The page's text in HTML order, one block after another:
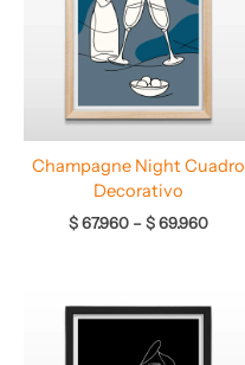
Champagne Night Cuadro
Decorativo
$67.960 –$69.960
de